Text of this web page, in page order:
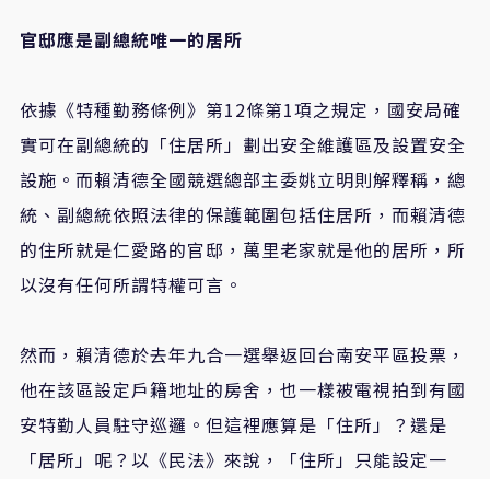
官邸應是副總統唯一的居所
依據《特種勤務條例》第12條第1項之規定，國安局確
實可在副總統的「住居所」劃出安全維護區及設置安全
設施。而賴清德全國競選總部主委姚立明則解釋稱，總
統、副總統依照法律的保護範圍包括住居所，而賴清德
的住所就是仁愛路的官邸，萬里老家就是他的居所，所
以沒有任何所謂特權可言。
然而，賴清德於去年九合一選舉返回台南安平區投票，
他在該區設定戶籍地址的房舍，也一樣被電視拍到有國
安特勤人員駐守巡邏。但這裡應算是「住所」？還是
「居所」呢？以《民法》來說，「住所」只能設定一